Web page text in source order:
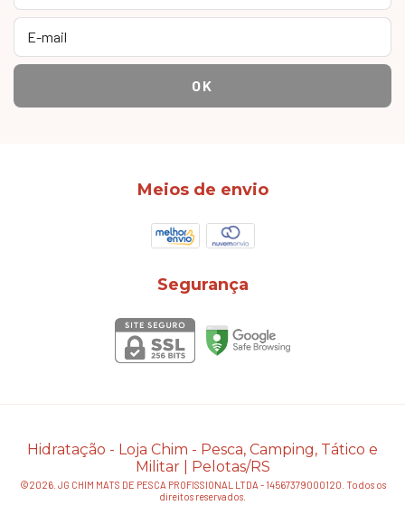
Meios de envio
Segurança
Hidratação - Loja Chim - Pesca, Camping, Tático e
Militar | Pelotas/RS
©2026. JG CHIM MATS DE PESCA PROFISSIONAL LTDA - 14567379000120. Todos os
direitos reservados.